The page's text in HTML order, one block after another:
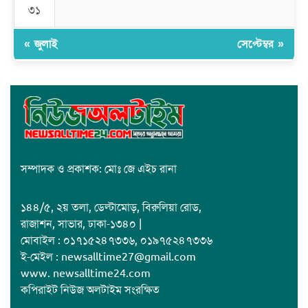
৩১
« জুলাই সেপ্টেম্বর »
সম্পাদক ও প্রকাশক: মোঃ জে এইচ রানা
১৪৪/৫, ২য় তলা, ডেল্টামোড়, বিরুলিয়া রোড,
রাজাশন, সাভার, ঢাকা-১৩৪০ |
মোবাইল : ০১৭১৫২৪৭৩৩৬, ০১৯৭৫২৪৭৩৩৬
ই-মেইল : newsalltime27@gmail.com
www. newsalltime24.com
কপিরাইট নিউজ অলটাইম সংরক্ষিত